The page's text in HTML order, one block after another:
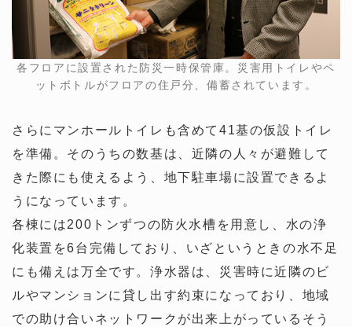
各フロアに設置された防災一時保管庫。災害用トイレやペ
ットボトルがフロアの住戸分、備蓄されています。
さらにマンホールトイレも含めて41基の仮設トイレ
を準備。そのうちの数基は、近隣の人々が避難して
きた際にも使えるよう、地下駐車場に設置できるよ
うになっています。
各棟には200トンずつの防火水槽を用意し、水の浄
化装置を6台完備しており、いざというときの水不足
にも備えは万全です。浄水器は、災害時に近隣のビ
ルやマンションに貸し出す約束になっており、地域
での助け合いネットワークが出来上がっているそう